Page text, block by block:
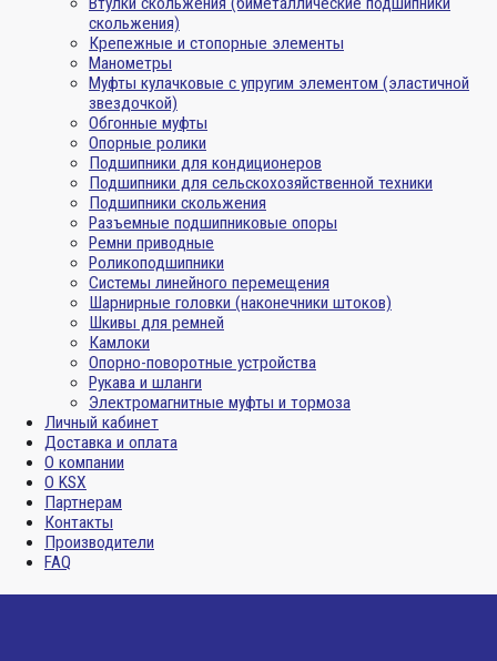
скольжения)
Крепежные и стопорные элементы
Манометры
Муфты кулачковые с упругим элементом (эластичной
звездочкой)
Обгонные муфты
Опорные ролики
Подшипники для кондиционеров
Подшипники для сельскохозяйственной техники
Подшипники скольжения
Разъемные подшипниковые опоры
Ремни приводные
Роликоподшипники
Системы линейного перемещения
Шарнирные головки (наконечники штоков)
Шкивы для ремней
Камлоки
Опорно-поворотные устройства
Рукава и шланги
Электромагнитные муфты и тормоза
Личный кабинет
Доставка и оплата
О компании
О KSX
Партнерам
Контакты
Производители
FAQ